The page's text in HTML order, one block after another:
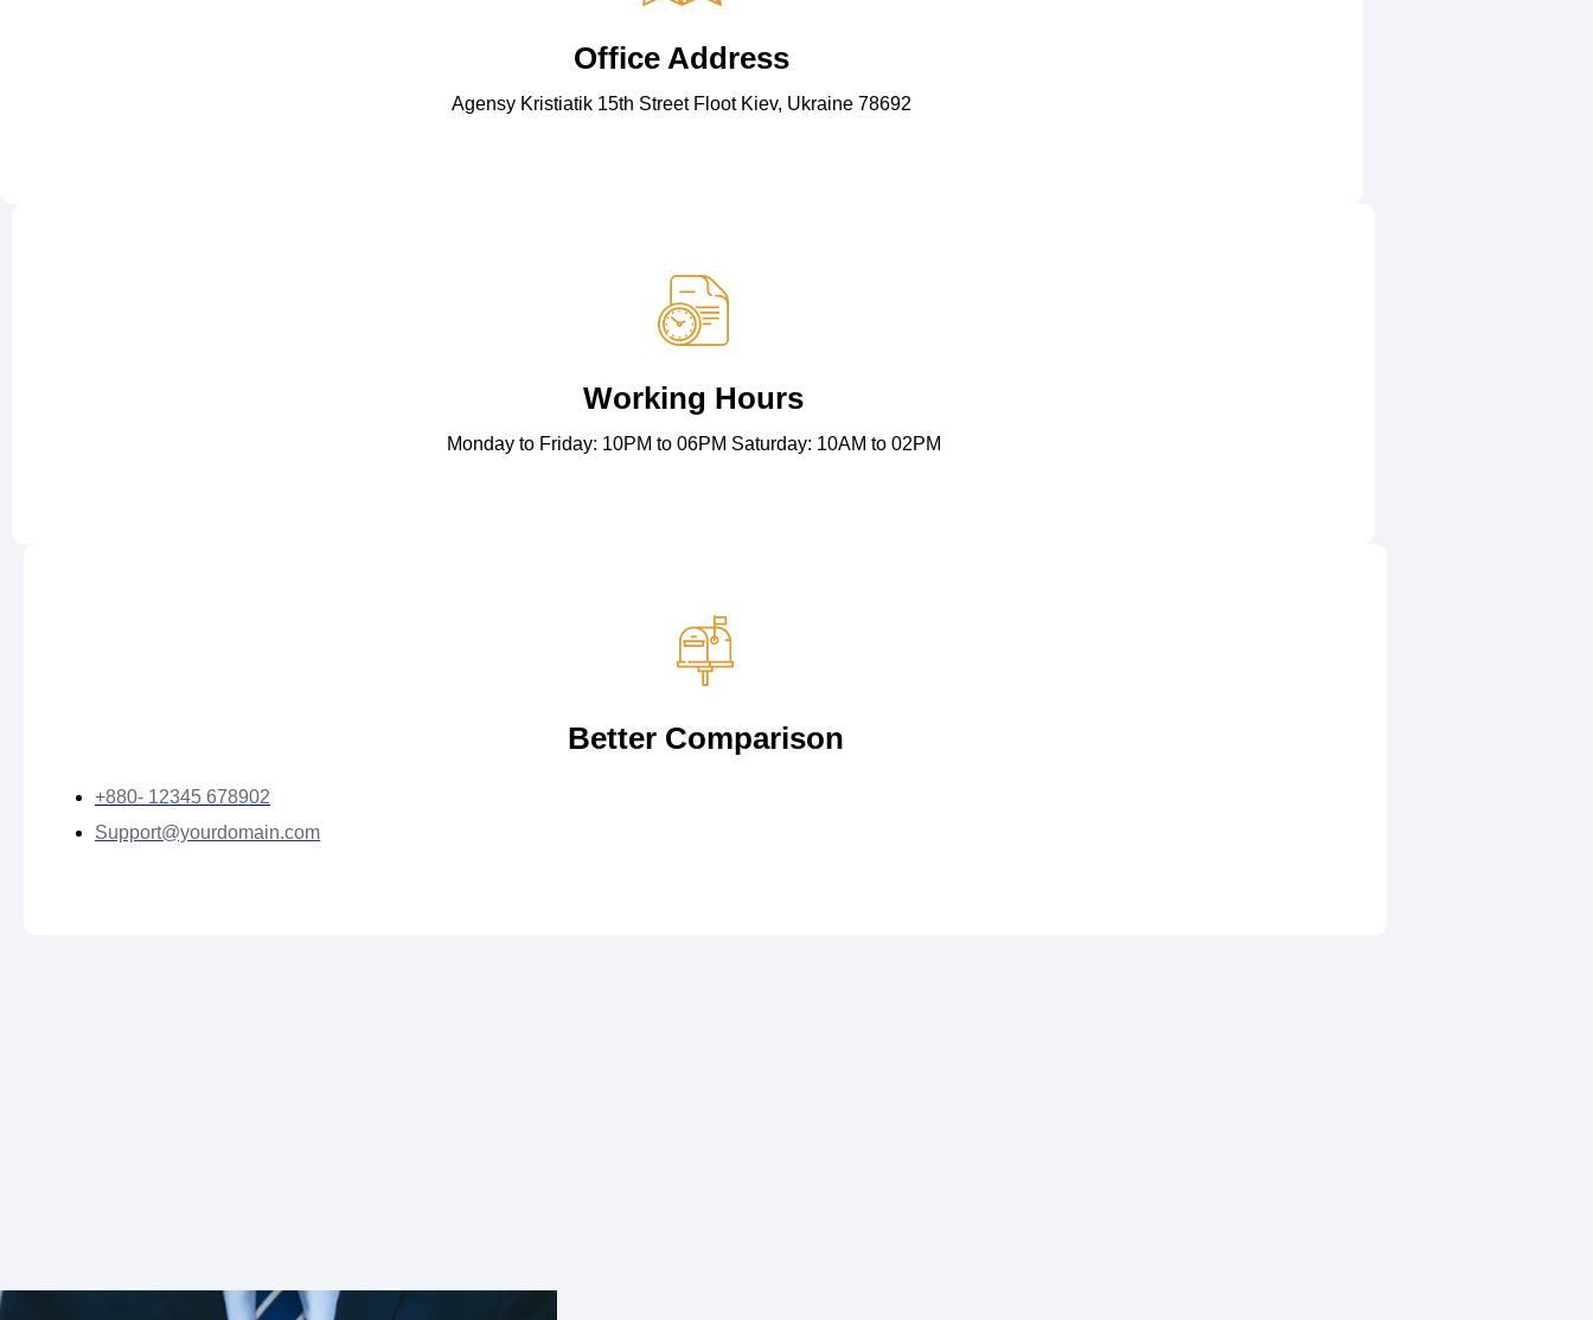
Office Address
Agensy Kristiatik 15th Street Floot Kiev, Ukraine 78692
Working Hours
Monday to Friday: 10PM to 06PM Saturday: 10AM to 02PM
Better Comparison
+880- 12345 678902
Support@yourdomain.com